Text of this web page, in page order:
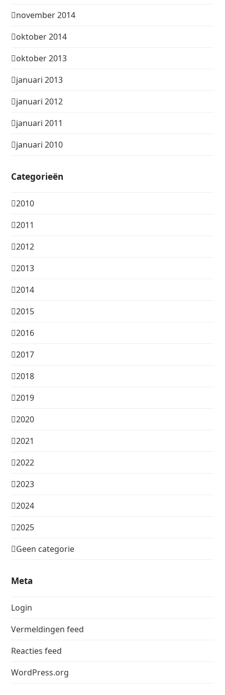
november 2014
oktober 2014
oktober 2013
januari 2013
januari 2012
januari 2011
januari 2010
Categorieën
2010
2011
2012
2013
2014
2015
2016
2017
2018
2019
2020
2021
2022
2023
2024
2025
Geen categorie
Meta
Login
Vermeldingen feed
Reacties feed
WordPress.org